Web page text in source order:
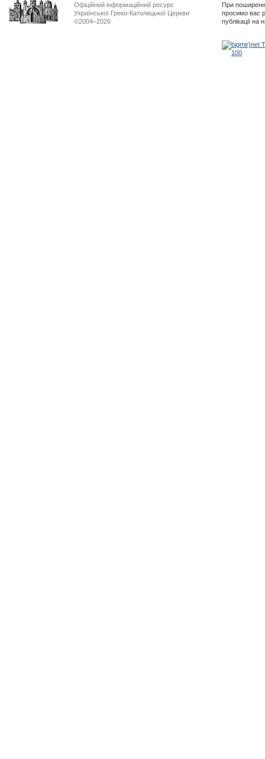
Офіційний інформаційний ресурс
Української Греко-Католицької Церкви
©2004–2026
При
просимо вас
публікації на